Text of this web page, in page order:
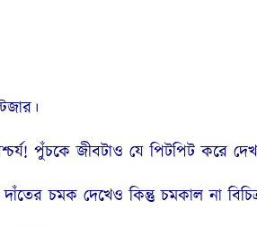
পুঁচকে জীবটাও যে পিটপিট করে
চমক দেখেও কিন্তু চমকাল না বিচিত্র